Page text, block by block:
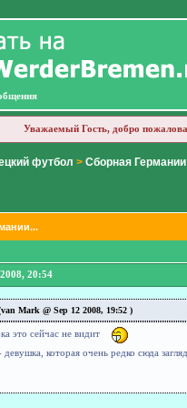
Уважаемый Гость, добро
футбол > Сборная Германии
20:54
Mark @ Sep 12 2008, 19:52 )
это сейчас не видит
девушка, которая очень редко сюда